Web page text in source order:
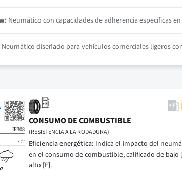
Neumático con capacidades de adherencia específicas
Neumático diseñado para vehículos comerciales ligeros
CONSUMO DE COMBUSTIBLE
(RESISTENCIA A LA RODADURA)
Eficiencia energética: Indica el impacto del
en el consumo de combustible, calificado de bajo
alto [E].